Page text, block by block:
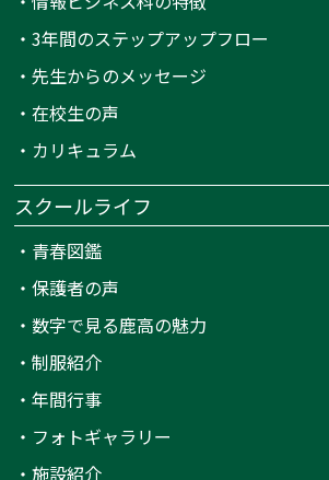
・3年間のステップアップフロー
・先生からのメッセージ
・在校生の声
・ カリキュラム
スクールライフ
・ 青春図鑑
・保護者の声
・数字で見る鹿高の魅力
・制服紹介
・年間行事
・ フォトギャラリー
・施設紹介